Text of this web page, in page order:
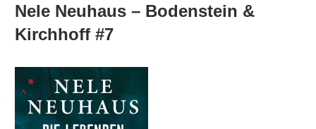
Nele Neuhaus – Bodenstein &
Kirchhoff #7